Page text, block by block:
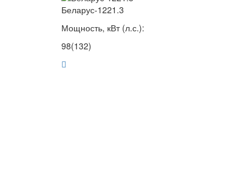
Беларус-1221.3
Мощность, кВт (л.с.):
98(132)